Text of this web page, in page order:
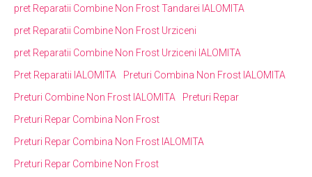
pret Reparatii Combine Non Frost Tandarei IALOMITA
pret Reparatii Combine Non Frost Urziceni
pret Reparatii Combine Non Frost Urziceni IALOMITA
Pret Reparatii IALOMITA
Preturi Combina Non Frost IALOMITA
Preturi Combine Non Frost IALOMITA
Preturi Repar
Preturi Repar Combina Non Frost
Preturi Repar Combina Non Frost IALOMITA
Preturi Repar Combine Non Frost